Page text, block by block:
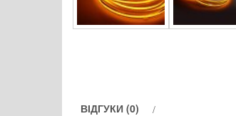
ВІДГУКИ (0)